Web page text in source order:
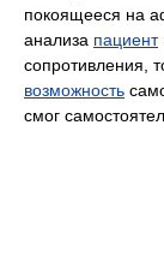
покоящееся на
анализа пациент
сопротивления,
возможность
смог